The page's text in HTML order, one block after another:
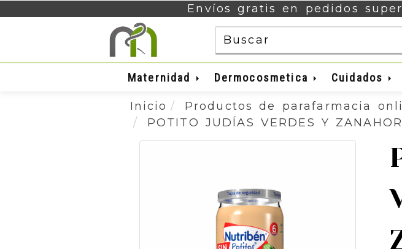
Envíos gratis en pedidos
Maternidad Dermocosmetica Cuidados
Inicio Productos de parafarmacia
POTITO JUDÍAS VERDES Y